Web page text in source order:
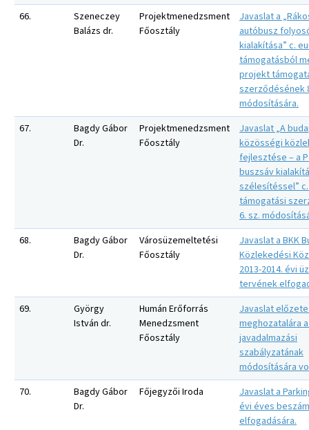
66.
Szeneczey
Balázs dr.
Projektmenedzsment
Főosztály
Javaslat a
autóbusz
kialakítása” c.
támogatásból
projekt
szerződésének
módosítására.
67.
Bagdy Gábor
Dr.
Projektmenedzsment
Főosztály
Javaslat „A
közösségi
fejlesztése – a
buszsáv
szélesítéssel”
támogatási
6. sz.
68.
Bagdy Gábor
Dr.
Városüzemeltetési
Főosztály
Javaslat a BKK
Közlekedési
2013-2014. évi
tervének
69.
György
István dr.
Humán Erőforrás
Menedzsment
Főosztály
Javaslat
meghozatalára
javadalmazási
szabályzatának
módosítására
70.
Bagdy Gábor
Dr.
Főjegyzői Iroda
Javaslat a
évi éves
elfogadására.